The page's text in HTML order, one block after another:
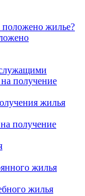
жилье?
получение
жилья
получение
жилья
жилья